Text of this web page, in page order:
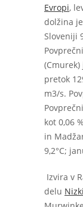
Evropi,
dolžina
Sloveniji
(Cmurek)
pretok
m3/s.
kot 0,06
in
9,2°C;
Izvira v
delu